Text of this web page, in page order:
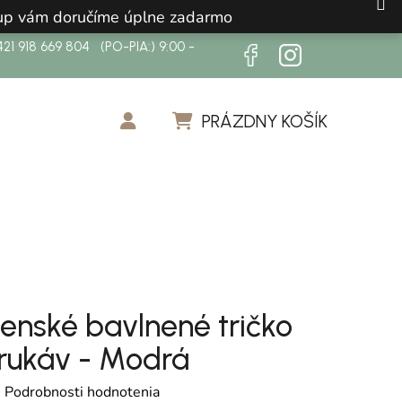
vám doručíme úplne zadarmo
918 669 804 (PO-PIA:) 9:00 -
PRÁZDNY KOŠÍK
bavlnené tričko
- Modrá
produktu je 0,0 z 5 hviezdičiek.
Podrobnosti hodnotenia